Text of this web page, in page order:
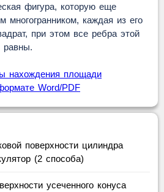
фигура, которую еще
многогранником, каждая из его
при этом все ребра этой
равны.
нахождения площади
Word/PDF
поверхности цилиндра
(2 способа)
усеченного конуса